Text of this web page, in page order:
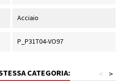
Acciaio
P_P31T04-VO97
CATEGORIA: >
<